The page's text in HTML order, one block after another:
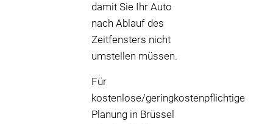
damit Sie Ihr Auto
nach Ablauf des
Zeitfensters nicht
umstellen müssen.
Für
kostenlose/geringkostenpflichtige
Planung in Brüssel